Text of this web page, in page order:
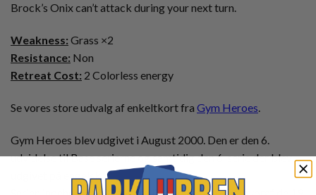
Brock’s Onix can’t attack during your next turn.
Weakness: Grass ×2
Resistance: Non
Retreat Cost: 2 Colorless energy
Se vores store udvalg af enkeltkort fra Gym Heroes
Gym Heroes blev udgivet i August 2000. Den er den 6.
udvidelse til Base serierne og samtidig den 6. serie der blev
Serien indeholder 132 forskellige pokemonkort, hvoraf de 19